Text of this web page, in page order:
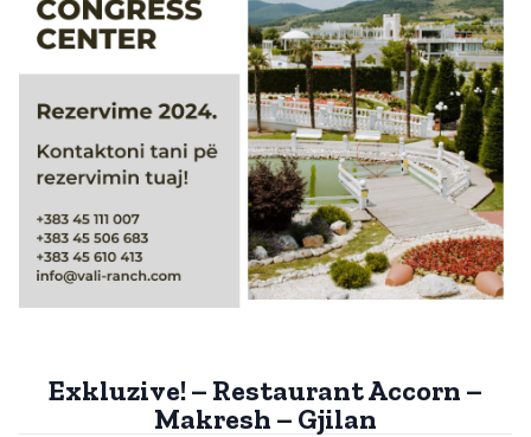
Exkluzive! – Restaurant Accorn –
Makresh – Gjilan